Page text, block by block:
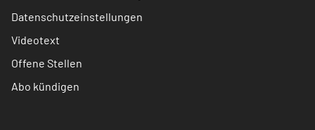
Datenschutzeinstellungen
Videotext
Offene Stellen
Abo kündigen